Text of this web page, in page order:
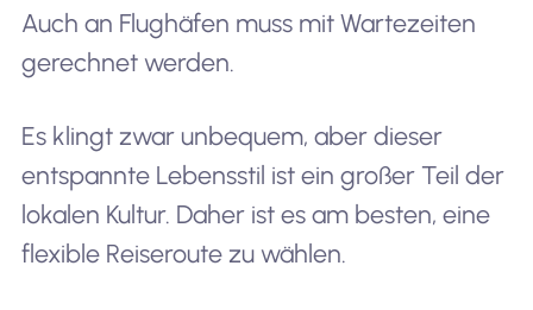
Auch an Flughäfen muss mit Wartezeiten
gerechnet werden.
Es klingt zwar unbequem, aber dieser
entspannte Lebensstil ist ein großer Teil der
lokalen Kultur. Daher ist es am besten, eine
flexible Reiseroute zu wählen.